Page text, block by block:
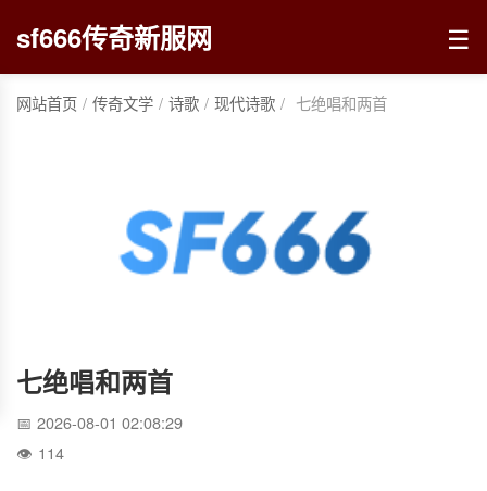
sf666传奇新服网 ☰
网站首页 / 传奇文学 / 诗歌 / 现代诗歌 / 七绝唱和两首
七绝唱和两首
2026-08-01 02:08:29
114